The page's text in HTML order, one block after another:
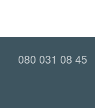
080 031 08 45